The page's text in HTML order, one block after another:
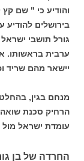
והודיע כי " שם
בירושלים
גורל תושבי
ערבית בראשותו.
יישאר מהם שריד
מנחם בגין,
הרחיק סכנת
עומדת ישראל
החרדה של בן